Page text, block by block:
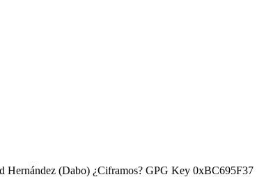
Hernández (Dabo) ¿Ciframos? GPG Key 0xBC695F37